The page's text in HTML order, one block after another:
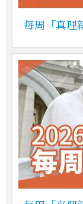
每周「真理